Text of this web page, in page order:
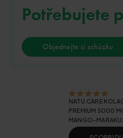
Potřebujete
Objednejte si schůzku
NATU.CARE
PREMIUM 5000
MANGO-